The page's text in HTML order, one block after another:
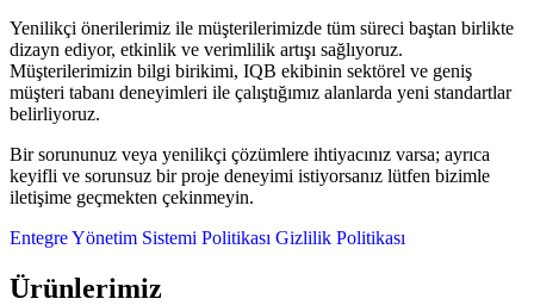
Yenilikçi önerilerimiz ile müşterilerimizde tüm süreci baştan birlikte
dizayn ediyor, etkinlik ve verimlilik artışı sağlıyoruz.
Müşterilerimizin bilgi birikimi, IQB ekibinin sektörel ve geniş
müşteri tabanı deneyimleri ile çalıştığımız alanlarda yeni standartlar
belirliyoruz.
Bir sorununuz veya yenilikçi çözümlere ihtiyacınız varsa; ayrıca
keyifli ve sorunsuz bir proje deneyimi istiyorsanız lütfen bizimle
iletişime geçmekten çekinmeyin.
Entegre Yönetim Sistemi Politikası Gizlilik Politikası
Ürünlerimiz